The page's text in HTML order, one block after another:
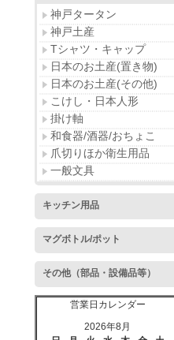
神戸タータン
神戸土産
Tシャツ・キャップ
日本のお土産(置き物)
日本のお土産(その他)
こけし・日本人形
掛け軸
和食器/酒器/おちょこ
爪切りほか衛生用品
一般文具
キッチン用品
マグボトル/ポット
その他（部品・設備品等）
営業日カレンダー
2026年8月